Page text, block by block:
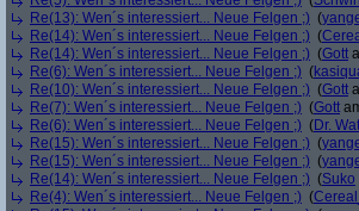
Re(13): Wen´s interessiert... Neue Felgen ;) (
Re(14): Wen´s interessiert... Neue Felgen ;) (
Re(14): Wen´s interessiert... Neue Felgen ;) (Gott
Re(6): Wen´s interessiert... Neue Felgen ;) (
Re(10): Wen´s interessiert... Neue Felgen ;) (Gott
Re(7): Wen´s interessiert... Neue Felgen ;) (Gott
Re(6): Wen´s interessiert... Neue Felgen ;) (Dr.
Re(15): Wen´s interessiert... Neue Felgen ;) (
Re(15): Wen´s interessiert... Neue Felgen ;) (
Re(14): Wen´s interessiert... Neue Felgen ;) (Suko
Re(4): Wen´s interessiert... Neue Felgen ;) (